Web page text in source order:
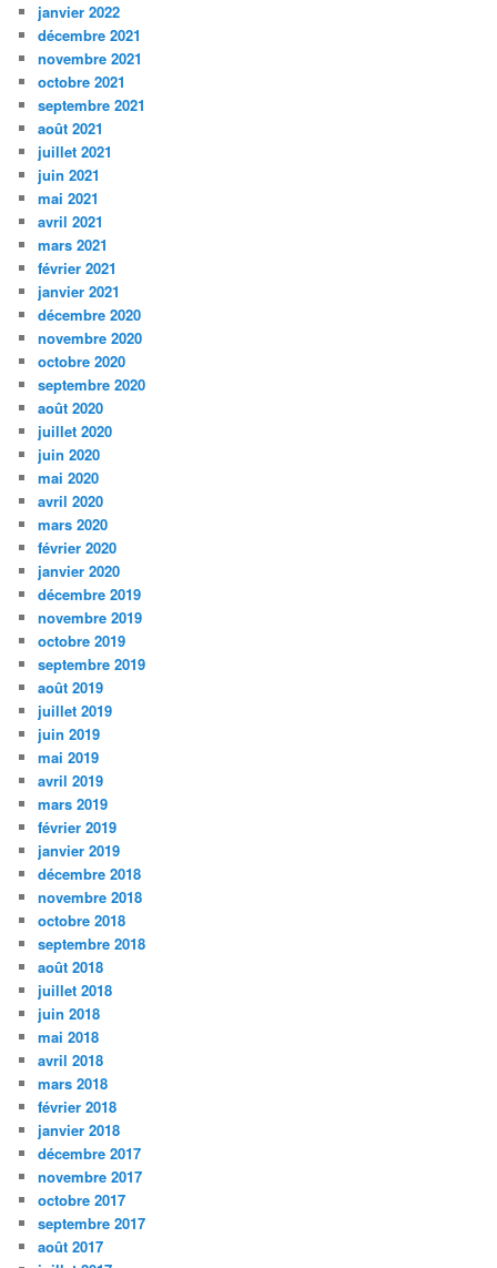
janvier 2022
décembre 2021
novembre 2021
octobre 2021
septembre 2021
août 2021
juillet 2021
juin 2021
mai 2021
avril 2021
mars 2021
février 2021
janvier 2021
décembre 2020
novembre 2020
octobre 2020
septembre 2020
août 2020
juillet 2020
juin 2020
mai 2020
avril 2020
mars 2020
février 2020
janvier 2020
décembre 2019
novembre 2019
octobre 2019
septembre 2019
août 2019
juillet 2019
juin 2019
mai 2019
avril 2019
mars 2019
février 2019
janvier 2019
décembre 2018
novembre 2018
octobre 2018
septembre 2018
août 2018
juillet 2018
juin 2018
mai 2018
avril 2018
mars 2018
février 2018
janvier 2018
décembre 2017
novembre 2017
octobre 2017
septembre 2017
août 2017